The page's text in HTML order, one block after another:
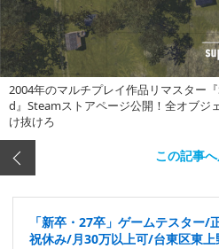
2004年のマルチプレイ作品リマスター
d』Steamストアページ公開！全オブジ
け抜けろ
この記事
「新卒・27卒」ゲームテスター
祝休み/月30万以上可/台東区東上